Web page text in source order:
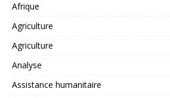
Afrique
Agriculture
Agriculture
Analyse
Assistance humanitaire